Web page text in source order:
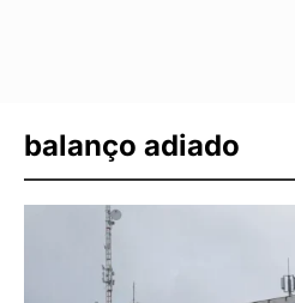
balanço adiado